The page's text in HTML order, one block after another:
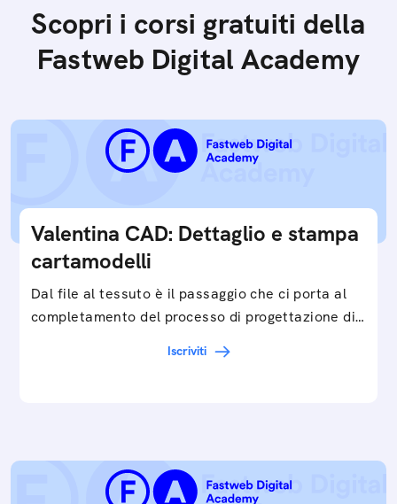
Scopri i corsi gratuiti della
Fastweb Digital Academy
Valentina CAD: Dettaglio e stampa
cartamodelli
Dal file al tessuto è il passaggio che ci porta al
completamento del processo di progettazione di
Iscriviti